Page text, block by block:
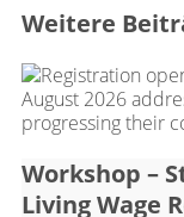
Weitere
Workshop –
Living Wage